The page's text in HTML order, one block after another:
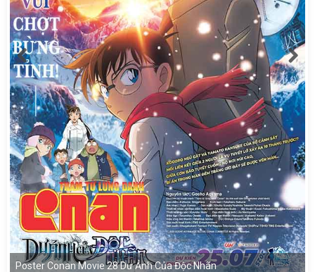
Poster Conan Movie 28 Dư Ảnh Của Độc Nhãn